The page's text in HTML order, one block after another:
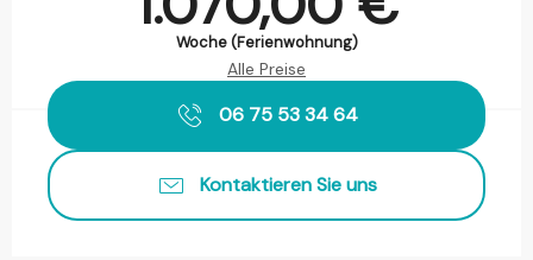
Woche (Ferienwohnung)
Alle Preise
06 75 53 34 64
Kontaktieren Sie uns